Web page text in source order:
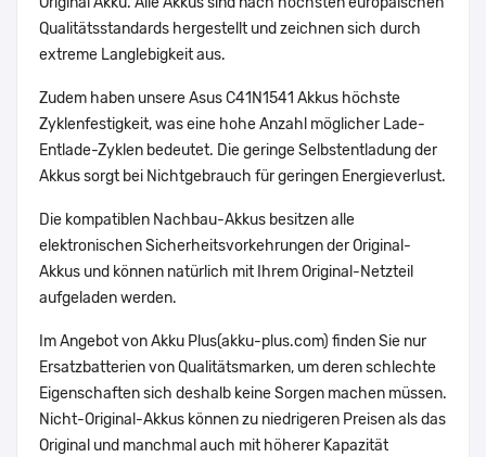
Qualitätsstandards hergestellt und zeichnen sich durch
extreme Langlebigkeit aus.
Zudem haben unsere Asus C41N1541 Akkus höchste
Zyklenfestigkeit, was eine hohe Anzahl möglicher Lade-
Entlade-Zyklen bedeutet. Die geringe Selbstentladung der
Akkus sorgt bei Nichtgebrauch für geringen Energieverlust.
Die kompatiblen Nachbau-Akkus besitzen alle
elektronischen Sicherheitsvorkehrungen der Original-
Akkus und können natürlich mit Ihrem Original-Netzteil
aufgeladen werden.
Im Angebot von Akku Plus(akku-plus.com) finden Sie nur
Ersatzbatterien von Qualitätsmarken, um deren schlechte
Eigenschaften sich deshalb keine Sorgen machen müssen.
Nicht-Original-Akkus können zu niedrigeren Preisen als das
Original und manchmal auch mit höherer Kapazität